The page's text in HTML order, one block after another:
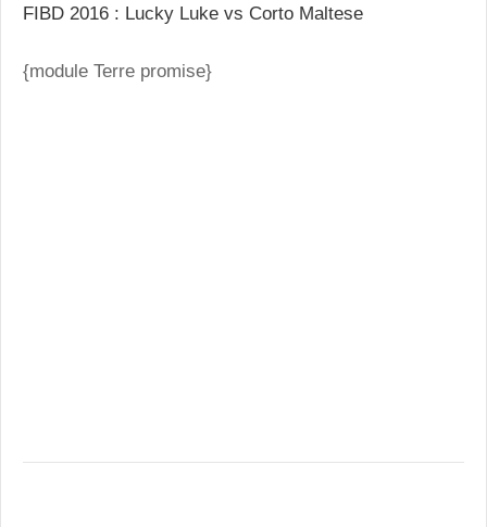
FIBD 2016 : Lucky Luke vs Corto Maltese
{module Terre promise}